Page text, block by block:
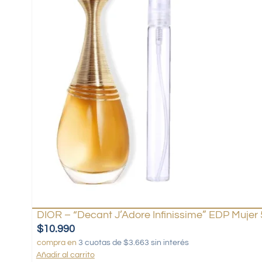
DIOR – “Decant J’Adore Infinissime” EDP Mujer
$10.990
compra en 3 cuotas de $3.663 sin interés
Añadir al carrito